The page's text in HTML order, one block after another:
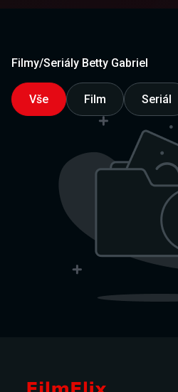
Filmy/Seriály Betty Gabriel
Vše Film Seriál